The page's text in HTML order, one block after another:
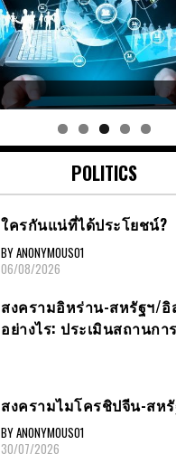
POLITICS
ใครกันแน่ที่ได้ประโยชน์?
BY ANONYMOUS01
06/08/2026
สงครามอิหร่าน-สหรัฐฯ/อิ
อย่างไร: ประเมินสถานก
สงครามไมโครชิปจีน-สห
BY ANONYMOUS01
30/07/2026